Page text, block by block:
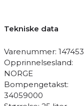
Tekniske data
Varenummer: 147453
Opprinnelsesland:
NORGE
Bompengetakst:
34059000